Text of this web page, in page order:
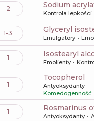
2 sodium
Kontrola lepkości
1-3 glyceryl
Emulgatory
1 isostearyl
Emolienty
1
tocopherol
Antyoksydanty
Komedogenność:
1 rosmarinus
Antyoksydanty